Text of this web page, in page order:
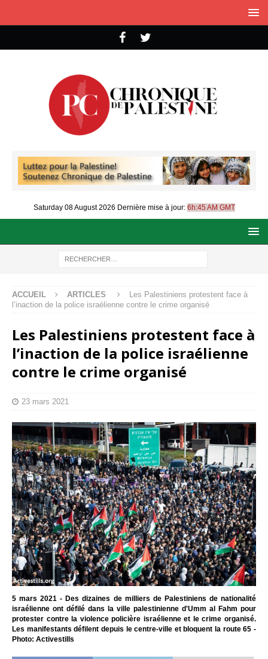
Saturday 08 August 2026 Dernière mise à jour: 6h:45 AM GMT
ACCUEIL ARTICLES
Les Palestiniens protestent face à
l’inaction de la police israélienne contre le crime organisé
Les Palestiniens protestent face à
l’inaction de la police israélienne
contre le crime organisé
23 mars 2021
5 mars 2021 - Des dizaines de milliers de Palestiniens de nationalité
israélienne ont défilé dans la ville palestinienne d'Umm al Fahm pour
protester contre la violence policière israélienne et le crime organisé.
Les manifestants défilent depuis le centre-ville et bloquent la route 65 -
Photo: Activestills